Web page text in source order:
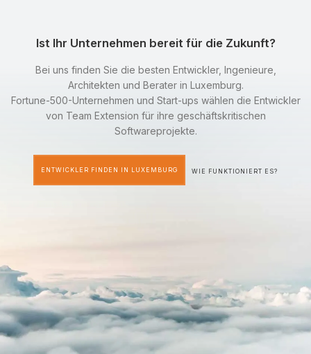
Ist Ihr Unternehmen bereit für die Zukunft?
Bei uns finden Sie die besten Entwickler, Ingenieure,
Architekten und Berater in Luxemburg.
Fortune-500-Unternehmen und Start-ups wählen die Entwickler
von Team Extension für ihre geschäftskritischen
Softwareprojekte.
ENTWICKLER FINDEN IN LUXEMBURG WIE FUNKTIONIERT ES?